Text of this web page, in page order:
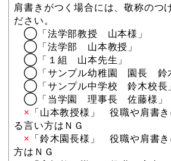
肩書きがつく場合には、敬称のつ
ださい。
◯「法学部教授 山本様」
◯「法学部 山本教授」
◯「１組 山本先生」
◯「サンプル幼稚園 園長 鈴
◯「サンプル中学校 鈴木校長」
◯「当学園 理事長 佐藤様」
× 「山本教授様」 役職や肩書
る言い方はＮＧ
× 「鈴木園長様」 役職や肩書
方はＮＧ